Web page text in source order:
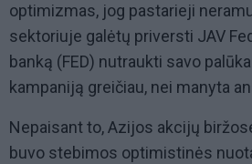
optimizmas, jog pastarieji
sektoriuje galėtų priversti JAV
banką (FED) nutraukti savo
kampaniją greičiau, nei manyta
Nepaisant to, Azijos akcijų
buvo stebimos optimistinės